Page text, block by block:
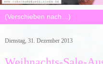
Dienstag, 31. Dezember 2013